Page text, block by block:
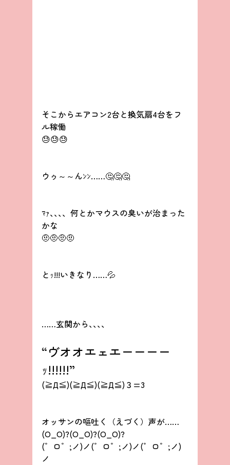
そこからエアコン2台と換気扇4台をフ
ル稼働
😓😓😓
ウゥ～～んﾝﾝ……🤔🤔🤔
ﾏｧ､､､、何とかマウスの臭いが治まった
かな
🤨🤨🤨🤨
とｯ!!!いきなり……💦
……玄関から､､､、
“ヴオオエェエーーーー
ｯ!!!!!!”
(≧Д≦)(≧Д≦)(≧Д≦)３=3
オッサンの嘔吐く（えづく）声が……
(O_O)?(O_O)?(O_O)?
(゜ロ゜;ノ)ノ(゜ロ゜;ノ)ノ(゜ロ゜;ノ)
ノ